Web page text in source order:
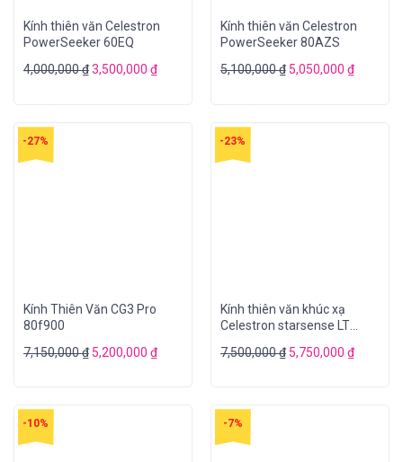
Kính thiên văn Celestron
PowerSeeker 60EQ
4,000,000₫ 3,500,000 ₫
Kính thiên văn Celestron
PowerSeeker 80AZS
5,100,000₫ 5,050,000 ₫
-27%
Kính Thiên Văn CG3 Pro
80f900
7,150,000₫ 5,200,000 ₫
-23%
Kính thiên văn khúc xạ
Celestron starsense LT
7,500,000₫ 5,750,000 ₫
-10% -7%